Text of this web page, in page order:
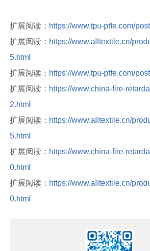
扩展阅读： https://www.tpu-ptfe.com/
扩展阅读： https://www.alltextile.cn/
5.html
扩展阅读： https://www.tpu-ptfe.com/
扩展阅读： https://www.china-fire-
2.html
扩展阅读： https://www.alltextile.cn/
5.html
扩展阅读： https://www.china-fire-
0.html
扩展阅读： https://www.alltextile.cn/
0.html